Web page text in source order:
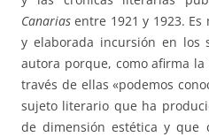
Canariasentre 1921 y 1923.
y elaborada incursión en los
autora porque, como afirma
través de ellas «podemos
sujeto literario que ha
de dimensión estética y que